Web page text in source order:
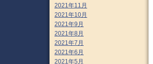
2021年11月
2021年10月
2021年9月
2021年8月
2021年7月
2021年6月
2021年5月